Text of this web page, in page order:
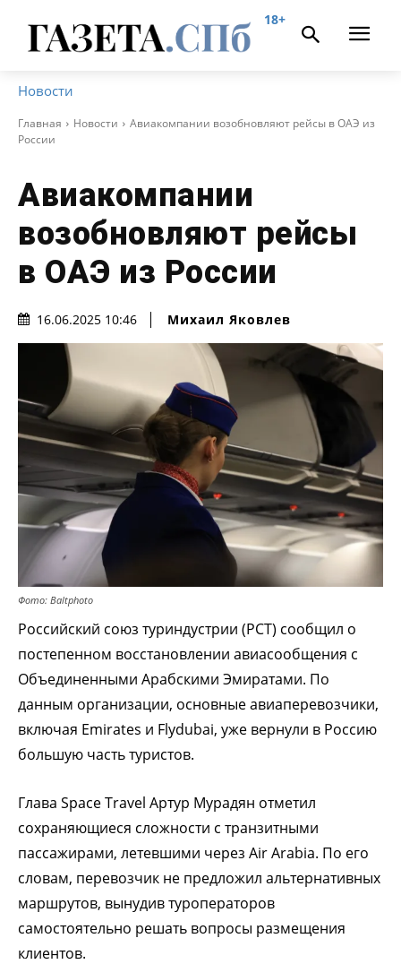
18+
Новости
Главная Новости
Авиакомпании возобновляют рейсы в ОАЭ из
России
Авиакомпании
возобновляют рейсы
в ОАЭ из России
16.06.2025 10:46 Михаил Яковлев
Фото: Baltphoto
Российский союз туриндустрии (РСТ) сообщил о
постепенном восстановлении авиасообщения с
Объединенными Арабскими Эмиратами. По
данным организации, основные авиаперевозчики,
включая Emirates и Flydubai, уже вернули в Россию
большую часть туристов.
Глава Space Travel Артур Мурадян отметил
сохраняющиеся сложности с транзитными
пассажирами, летевшими через Air Arabia. По его
словам, перевозчик не предложил альтернативных
маршрутов, вынудив туроператоров
самостоятельно решать вопросы размещения
клиентов.